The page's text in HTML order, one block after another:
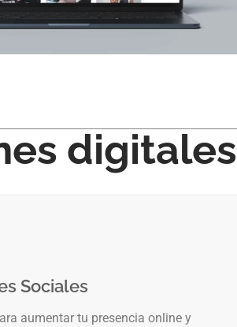
digitales
Sociales
aumentar tu presencia online y